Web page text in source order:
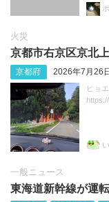
火災
京都市右京区京北
京都府 2026年7月26
ヒョ
一般ニュース
東海道新幹線が運